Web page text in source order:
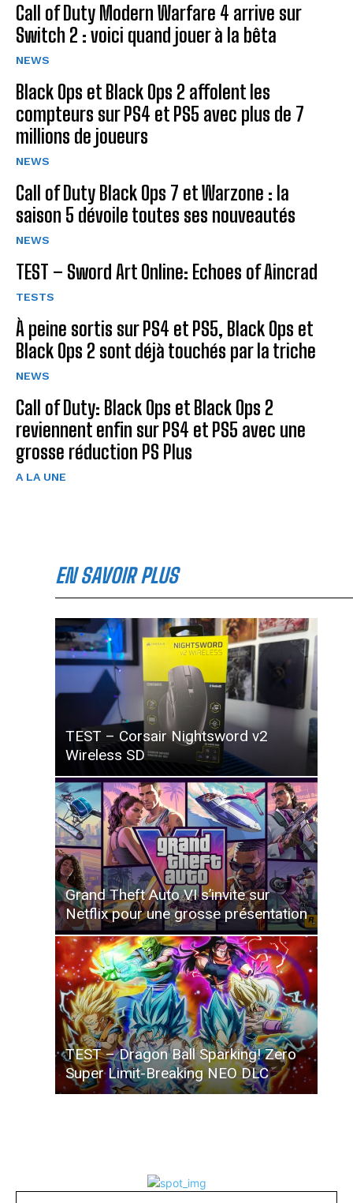
Call of Duty Modern Warfare 4 arrive sur
Switch 2 : voici quand jouer à la bêta
NEWS
Black Ops et Black Ops 2 affolent les
compteurs sur PS4 et PS5 avec plus de 7
millions de joueurs
NEWS
Call of Duty Black Ops 7 et Warzone : la
saison 5 dévoile toutes ses nouveautés
NEWS
TEST – Sword Art Online: Echoes of Aincrad
TESTS
À peine sortis sur PS4 et PS5, Black Ops et
Black Ops 2 sont déjà touchés par la triche
NEWS
Call of Duty: Black Ops et Black Ops 2
reviennent enfin sur PS4 et PS5 avec une
grosse réduction PS Plus
A LA UNE
EN SAVOIR PLUS
TEST – Corsair Nightsword v2
Wireless SD
Grand Theft Auto VI s’invite sur
Netflix pour une grosse présentation
TEST – Dragon Ball Sparking! Zero
Super Limit-Breaking NEO DLC